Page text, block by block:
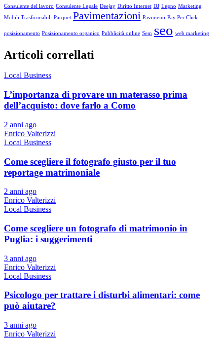
Consulente del lavoro Consulente Legale Deejay Diritto Internet DJ Legno Marketing
Mobili Trasformabili Parquet Pavimentazioni Pavimenti Pay Per Click
posizionamento Posizionamento organico Pubblicità online Sem seo web marketing
Articoli correllati
Local Business
L’importanza di provare un materasso prima
dell’acquisto: dove farlo a Como
2 anni ago
Enrico Valterizzi
Local Business
Come scegliere il fotografo giusto per il tuo
reportage matrimoniale
2 anni ago
Enrico Valterizzi
Local Business
Come scegliere un fotografo di matrimonio in
Puglia: i suggerimenti
3 anni ago
Enrico Valterizzi
Local Business
Psicologo per trattare i disturbi alimentari: come
può aiutare?
3 anni ago
Enrico Valterizzi